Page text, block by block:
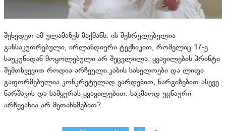
შეხედეთ ამ ულამაზეს მაქმანს. ის შესრულებულია
განსაკუთრებული, ირლანდიური ტექნიკით, რომელიც 17-ე
საუკუნიდან მოყოლებული არ შეცვლილა. ყვავილების პრინტი
შემთხვევით როდია არჩეული.კაბის სახელოები და ლიფი
გაფორმებულია კონკრეტულად ვარდებით, ნარგიზებით ასევე
ნარშავის და სამყურას ყვავილებით. საკმაოდ უცნაური
არჩევანია არ მეთანხმებით?